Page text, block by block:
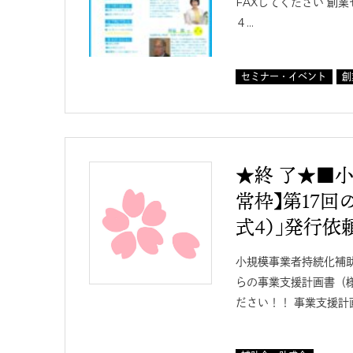
４…
セミナー・イベント
★終 了★■小
常枠】第17回
式４）」発行
小規模事業者持続化補
らの事業支援計画書（
ださい！！ 事業支援